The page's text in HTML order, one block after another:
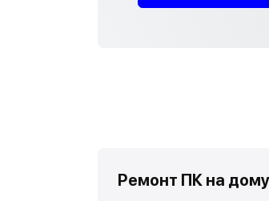
Ремонт ПК на дому